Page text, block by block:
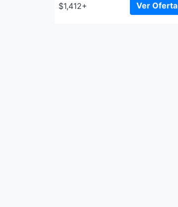
$1,412+ Ver Oferta